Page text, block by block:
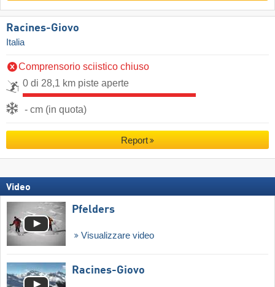
Racines-Giovo
Italia
Comprensorio sciistico chiuso
0 di 28,1 km piste aperte
- cm (in quota)
Report
Video
Pfelders
Visualizzare video
Racines-Giovo